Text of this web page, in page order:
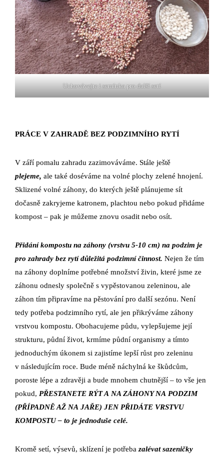
Uchovávejte i semínka pro další setí
PRÁCE V ZAHRADĚ BEZ PODZIMNÍHO RYTÍ
V září pomalu zahradu zazimováváme. Stále ještě
plejeme, ale také doséváme na volné plochy zelené hnojení.
Sklizené volné záhony, do kterých ještě plánujeme sít
dočasně zakryjeme katronem, plachtou nebo pokud přidáme
kompost – pak je můžeme znovu osadit nebo osít.
Přidání kompostu na záhony (vrstvu 5-10 cm) na podzim je
pro zahrady bez rytí důležitá podzimní činnost. Nejen že tím
na záhony doplníme potřebné množství živin, které jsme ze
záhonu odnesly společně s vypěstovanou zeleninou, ale
záhon tím připravíme na pěstování pro další sezónu. Není
tedy potřeba podzimního rytí, ale jen přikrýváme záhony
vrstvou kompostu. Obohacujeme půdu, vylepšujeme její
strukturu, půdní život, krmíme půdní organismy a tímto
jednoduchým úkonem si zajistíme lepší růst pro zeleninu
v následujícím roce. Bude méně náchylná ke škůdcům,
poroste lépe a zdravěji a bude mnohem chutnější – to vše jen
pokud, PŘESTANETE RÝT A NA ZÁHONY NA PODZIM
(PŘÍPADNĚ AŽ NA JAŘE) JEN PŘIDÁTE VRSTVU
KOMPOSTU – to je jednoduše celé.
Kromě setí, výsevů, sklízení je potřeba zalévat sazeničky